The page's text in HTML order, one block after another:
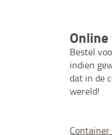
Bestel
indien
dat in de
wereld!